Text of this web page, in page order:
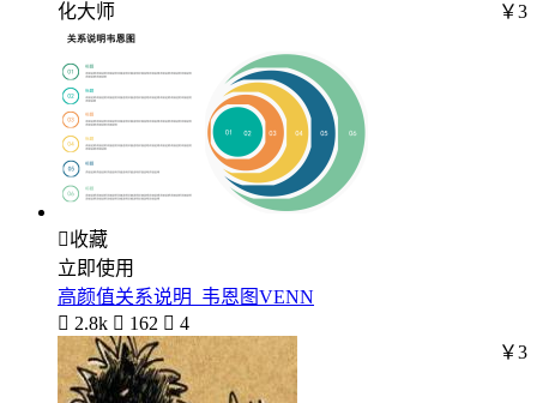
化大师
￥3
收藏
立即使用
高颜值关系说明_韦恩图VENN
 2.8k  162  4
￥3